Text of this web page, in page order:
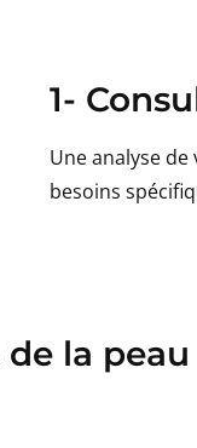
1-
Une analyse
besoins
la peau